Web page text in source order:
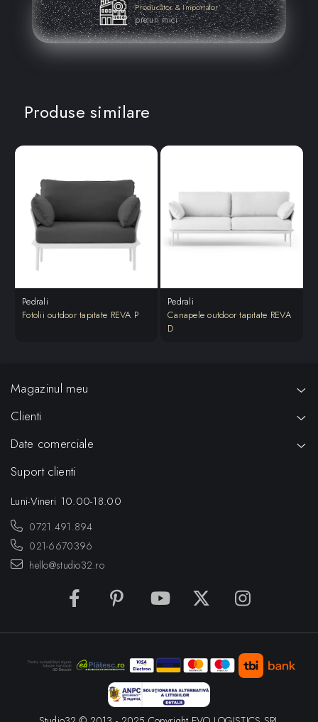
Producător & Importator
prețuri mici
Produse similare
Pedrali
Fotolii outdoor tapitate REVA P
Pedrali
Canapele outdoor tapitate REVA
D
Magazinul meu
Clienti
Date comerciale
Suport clienti
Luni-Vineri 10.00-18.00
0721.491.894
021-6670396
hello@studio32.ro